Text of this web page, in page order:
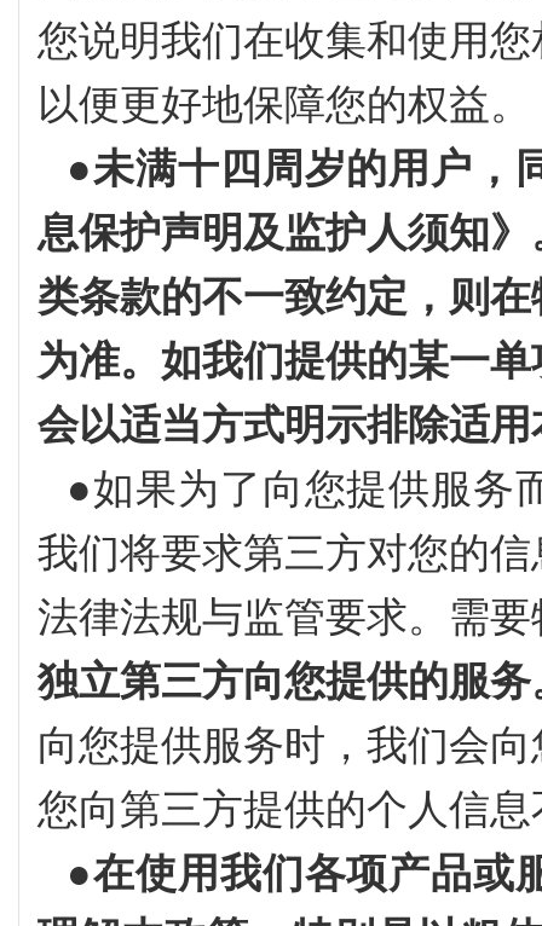
您说明我们在收集和使用
以便更好地保障您的权益。
●未满十四周岁的用户，
息保护声明及监护人须知
类条款的不一致约定，则
为准。如我们提供的某一
会以适当方式明示排除适
●如果为了向您提供服务
我们将要求第三方对您的
法律法规与监管要求。需
独立第三方向您提供的服务
向您提供服务时，我们会
您向第三方提供的个人信
●在使用我们各项产品或